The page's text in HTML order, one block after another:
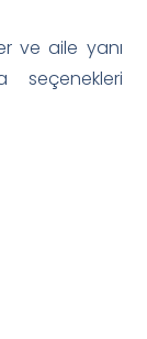
ve aile yanı
seçenekleri